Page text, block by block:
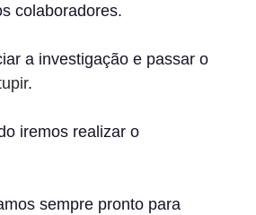
colaboradores.
a investigação e passar o
.
iremos realizar o
sempre pronto para